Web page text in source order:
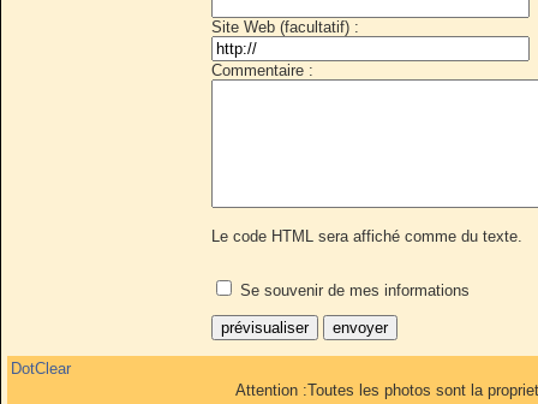
Site Web (facultatif) :
Commentaire :
Le code HTML sera affiché comme du texte.
Se souvenir de mes informations
DotClear
Attention :Toutes les photos sont la